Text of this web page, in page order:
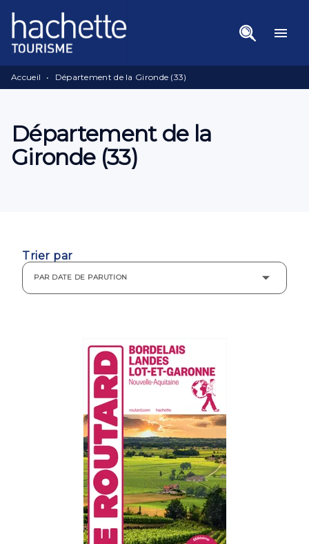
Menu Recherche
Pied De Page
menu
Accueil • Département de la Gironde (33)
Département de la
Gironde (33)
Trier par
PAR DATE DE PARUTION